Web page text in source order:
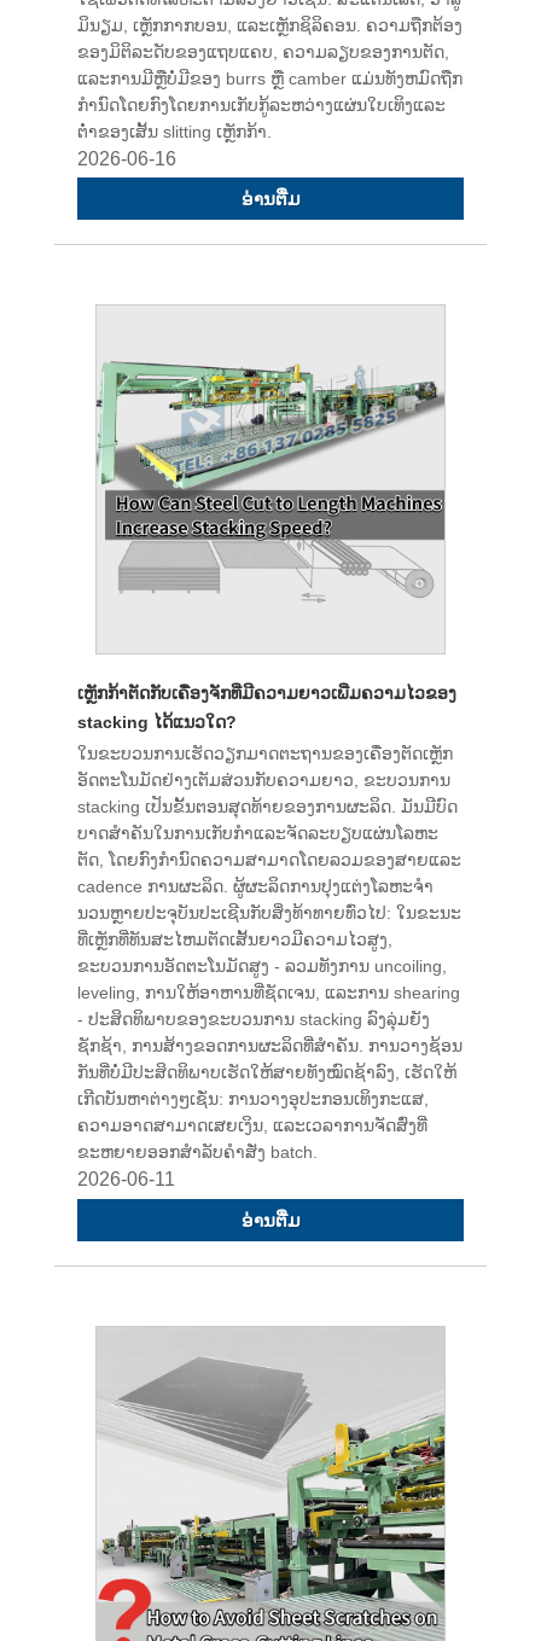
ມິນຽມ, ເຫຼັກກາກບອນ, ແລະເຫຼັກຊິລິຄອນ. ຄວາມຖືກຕ້ອງ
ຂອງມິຕິລະດັບຂອງແຖບແຄບ, ຄວາມລຽບຂອງການຕັດ,
ແລະການມີຫຼືບໍ່ມີຂອງ burrs ຫຼື camber ແມ່ນທັງຫມົດຖືກ
ກໍານົດໂດຍກົງໂດຍການເກັບກູ້ລະຫວ່າງແຜ່ນໃບເທິງແລະ
ຕ່ໍາຂອງເສັ້ນ slitting ເຫຼັກກ້າ.
2026-06-16
ອ່ານ​ຕື່ມ
ເຫຼັກກ້າຕັດກັບເຄື່ອງຈັກທີ່ມີຄວາມຍາວເພີ່ມຄວາມໄວຂອງ
stacking ໄດ້ແນວໃດ?
ໃນຂະບວນການເຮັດວຽກມາດຕະຖານຂອງເຄື່ອງຕັດເຫຼັກ
ອັດຕະໂນມັດຢ່າງເຕັມສ່ວນກັບຄວາມຍາວ, ຂະບວນການ
stacking ເປັນຂັ້ນຕອນສຸດທ້າຍຂອງການຜະລິດ. ມັນມີບົດ
ບາດສໍາຄັນໃນການເກັບກໍາແລະຈັດລະບຽບແຜ່ນໂລຫະ
ຕັດ, ໂດຍກົງກໍານົດຄວາມສາມາດໂດຍລວມຂອງສາຍແລະ
cadence ການຜະລິດ. ຜູ້ຜະລິດການປຸງແຕ່ງໂລຫະຈໍາ
ນວນຫຼາຍປະຈຸບັນປະເຊີນກັບສິ່ງທ້າທາຍທົ່ວໄປ: ໃນຂະນະ
ທີ່ເຫຼັກທີ່ທັນສະໄຫມຕັດເສັ້ນຍາວມີຄວາມໄວສູງ,
ຂະບວນການອັດຕະໂນມັດສູງ - ລວມທັງການ uncoiling,
leveling, ການໃຫ້ອາຫານທີ່ຊັດເຈນ, ແລະການ shearing
- ປະສິດທິພາບຂອງຂະບວນການ stacking ລົງລຸ່ມຍັງ
ຊັກຊ້າ, ການສ້າງຂອດການຜະລິດທີ່ສໍາຄັນ. ການວາງຊ້ອນ
ກັນທີ່ບໍ່ມີປະສິດທິພາບເຮັດໃຫ້ສາຍທັງໝົດຊ້າລົງ, ເຮັດໃຫ້
ເກີດບັນຫາຕ່າງໆເຊັ່ນ: ການວາງອຸປະກອນເທິງກະແສ,
ຄວາມອາດສາມາດເສຍເງິນ, ແລະເວລາການຈັດສົ່ງທີ່
ຂະຫຍາຍອອກສໍາລັບຄໍາສັ່ງ batch.
2026-06-11
ອ່ານ​ຕື່ມ